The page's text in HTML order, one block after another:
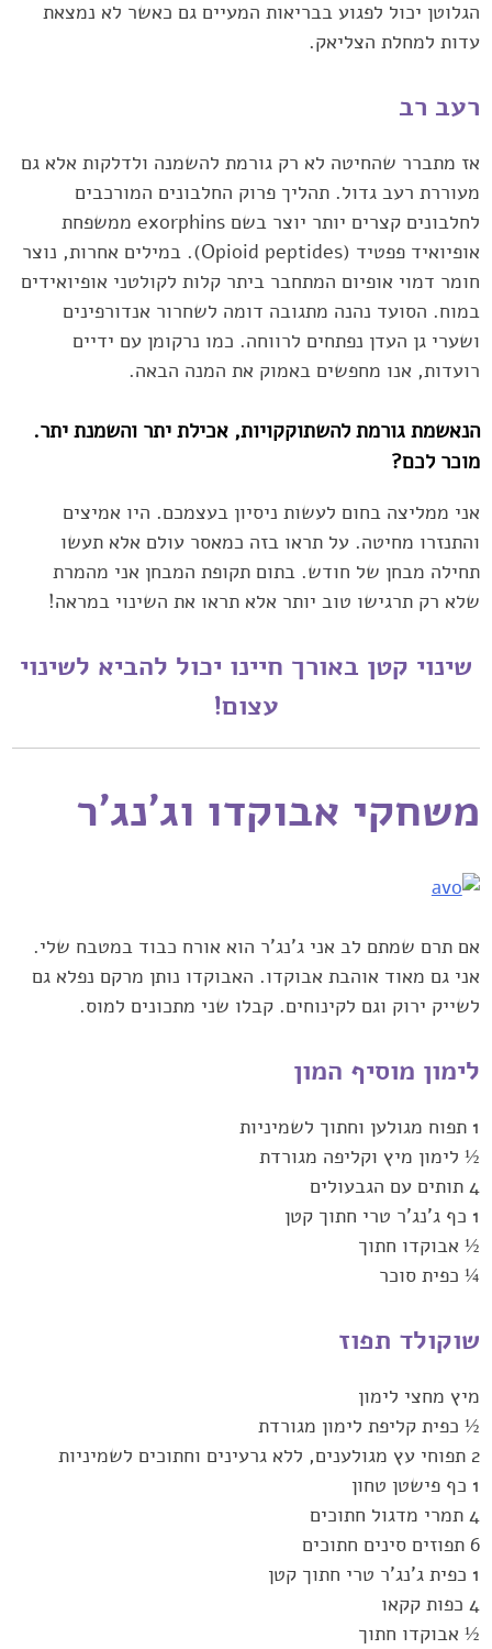
הגלוטן יכול לפגוע בבריאות המעיים גם כאשר לא נמצאת
עדות למחלת הצליאק.‏
רעב רב
אז מתברר שהחיטה לא רק גורמת להשמנה ולדלקות אלא גם
מעוררת רעב גדול. תהליך פרוק החלבונים ‏המורכבים
לחלבונים קצרים יותר יוצר בשם ‏exorphins‏ ממשפחת
אופיואיד פפטיד ‏‎(Opioid peptides)‎‏. ‏במילים אחרות, נוצר
חומר דמוי אופיום המתחבר ביתר קלות לקולטני אופיואידים‏
במוח.‏‎ ‎הסועד נהנה ‏מתגובה דומה לשחרור אנדורפינים
ושערי גן העדן נפתחים לרווחה. כמו נרקומן עם ידיים
רועדות, אנו ‏מחפשים באמוק את המנה הבאה.‏
הנאשמת גורמת להשתוקקויות, אכילת יתר והשמנת יתר.
מוכר לכם?‏
אני ממליצה בחום לעשות ניסיון בעצמכם. היו אמיצים
והתנזרו מחיטה. על תראו בזה כמאסר עולם אלא ‏תעשו
תחילה מבחן של חודש. בתום תקופת המבחן אני מהמרת
שלא רק תרגישו טוב יותר אלא תראו את ‏השינוי במראה!‏
שינוי קטן באורך חיינו יכול להביא לשינוי
עצום!‏
משחקי אבוקדו וג'נג'ר
אם תרם שמתם לב אני ג'נג'ר הוא אורח כבוד במטבח שלי.
אני גם מאוד אוהבת אבוקדו. האבוקדו נותן ‏מרקם נפלא גם
לשייק ירוק וגם לקינוחים. קבלו שני מתכונים למוס.‏
לימון מוסיף המון
‏½ לימון מיץ וקליפה מגורדת
‏4 תותים עם הגבעולים
‏½ אבוקדו חתוך
‏¼ כפית סוכר
שוקולד תפוז
מיץ מחצי לימון
‏½ כפית קליפת לימון מגורדת
‏2 תפוחי עץ מגולענים, ללא גרעינים וחתוכים לשמיניות
‏4 תמרי מדגול חתוכים
‏6 תפוזים סינים חתוכים
‏4 כפות קקאו
‏½ אבוקדו חתוך